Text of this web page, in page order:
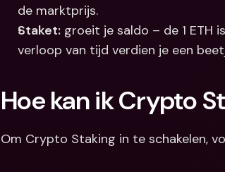
de marktprijs.
Staket: groeit je saldo – de 1 ETH
verloop van tijd verdien je een
Hoe kan ik Crypto
Om Crypto Staking in te schakelen,